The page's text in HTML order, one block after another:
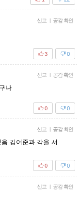
신고 | 공감 확인
0
3
신고 | 공감 확인
나
0
0
신고 | 공감 확인
김어준과 각을 서
0
0
신고 | 공감 확인